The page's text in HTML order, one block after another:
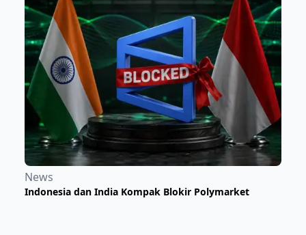
News
Indonesia dan India Kompak Blokir Polymarket